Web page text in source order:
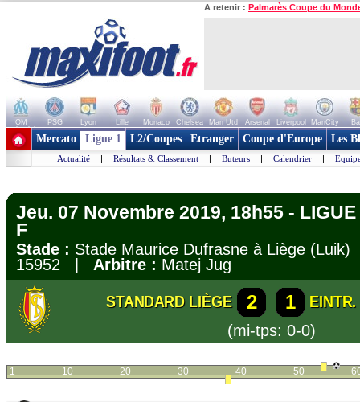
A retenir : Palmarès Coupe du
OM PSG Lyon Lille Monaco Chelsea Man Utd Arsenal Liverpool ManCity
+ de clubs
Mercato Ligue 1 L2/Coupes Etranger Coupe d'Europe Les
Actualité | Résultats & Classement | Buteurs | Calendrier |
Jeu. 07 Novembre 2019, 18h55 -
F
Stade : Stade Maurice Dufrasne à Liège
15952 | Arbitre : Matej Jug
STANDARD LIÈGE 2 1
(mi-tps: 0-0)
1 10 20 30 40 50